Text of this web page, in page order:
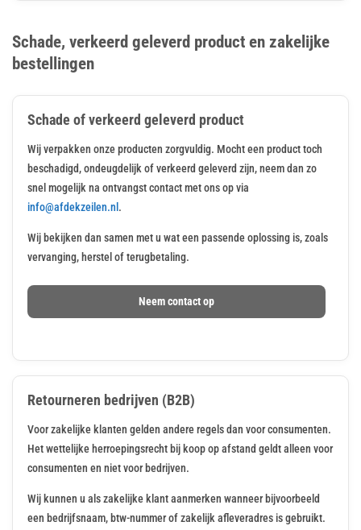
Schade, verkeerd geleverd product en zakelijke
bestellingen
Schade of verkeerd geleverd product
Wij verpakken onze producten zorgvuldig. Mocht een product toch
beschadigd, ondeugdelijk of verkeerd geleverd zijn, neem dan zo
snel mogelijk na ontvangst contact met ons op via
info@afdekzeilen.nl .
Wij bekijken dan samen met u wat een passende oplossing is, zoals
vervanging, herstel of terugbetaling.
Neem contact op
Retourneren bedrijven (B2B)
Voor zakelijke klanten gelden andere regels dan voor consumenten.
Het wettelijke herroepingsrecht bij koop op afstand geldt alleen voor
consumenten en niet voor bedrijven.
Wij kunnen u als zakelijke klant aanmerken wanneer bijvoorbeeld
een bedrijfsnaam, btw-nummer of zakelijk afleveradres is gebruikt.